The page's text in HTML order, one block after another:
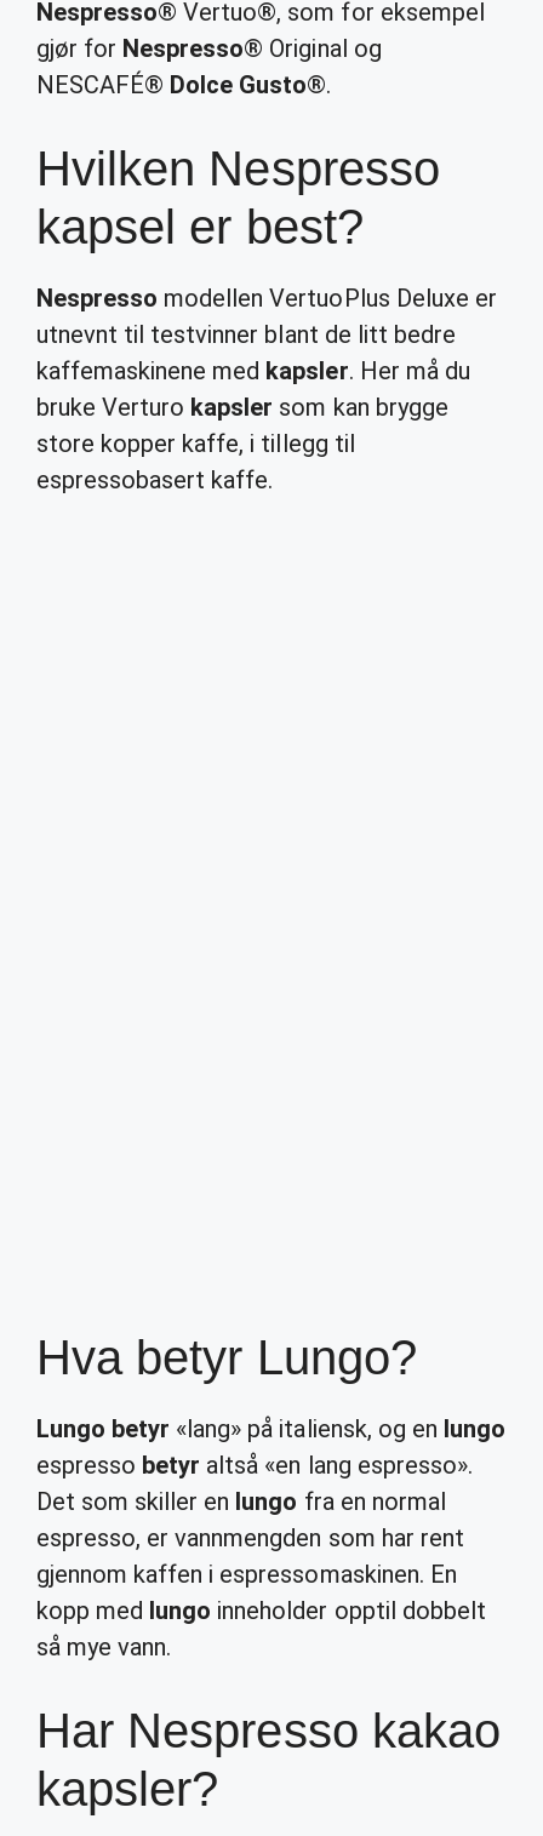
Nespresso® Vertuo®, som for eksempel
gjør for Nespresso® Original og
NESCAFÉ® Dolce Gusto®.
Hvilken Nespresso
kapsel er best?
Nespresso modellen VertuoPlus Deluxe er
utnevnt til testvinner blant de litt bedre
kaffemaskinene med kapsler. Her må du
bruke Verturo kapsler som kan brygge
store kopper kaffe, i tillegg til
espressobasert kaffe.
Hva betyr Lungo?
Lungo betyr «lang» på italiensk, og en lungo
espresso betyr altså «en lang espresso».
Det som skiller en lungo fra en normal
espresso, er vannmengden som har rent
gjennom kaffen i espressomaskinen. En
kopp med lungo inneholder opptil dobbelt
så mye vann.
Har Nespresso kakao
kapsler?